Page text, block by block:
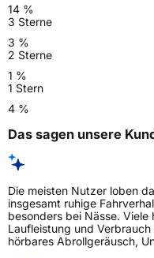
14 %
3 Sterne
3 %
2 Sterne
1 %
1 Stern
4 %
Das sagen unsere
Die meisten Nutzer loben
insgesamt ruhige
besonders bei Nässe. Viele
Laufleistung und
hörbares Abrollgeräusch,